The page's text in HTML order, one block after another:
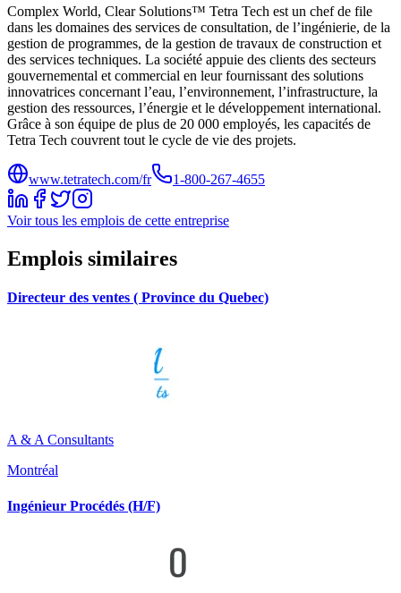
Complex World, Clear Solutions™ Tetra Tech est un chef de file
dans les domaines des services de consultation, de l’ingénierie, de la
gestion de programmes, de la gestion de travaux de construction et
des services techniques. La société appuie des clients des secteurs
gouvernemental et commercial en leur fournissant des solutions
innovatrices concernant l’eau, l’environnement, l’infrastructure, la
gestion des ressources, l’énergie et le développement international.
Grâce à son équipe de plus de 20 000 employés, les capacités de
Tetra Tech couvrent tout le cycle de vie des projets.
www.tetratech.com/fr 1-800-267-4655
Voir tous les emplois de cette entreprise
Emplois similaires
Directeur des ventes ( Province du Quebec)
A & A Consultants
Montréal
Ingénieur Procédés (H/F)